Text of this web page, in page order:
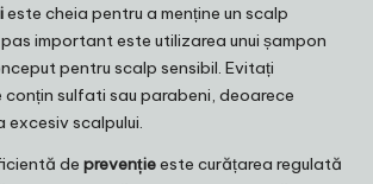
este cheia pentru a menține un scalp
important este utilizarea unui șampon
pentru scalp sensibil. Evitați
conțin sulfati sau parabeni, deoarece
scalpului.
de prevențieeste curățarea regulată